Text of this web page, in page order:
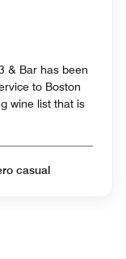
& Bar has been
to Boston
wine list that is
casual